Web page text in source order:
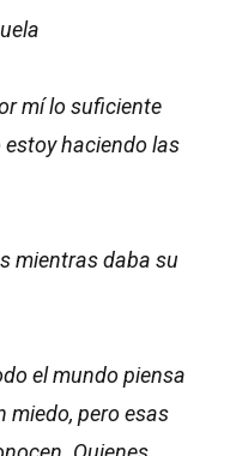
mí lo suficiente
haciendo las
mientras daba su
el mundo piensa
miedo, pero esas